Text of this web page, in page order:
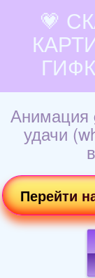
💗
Анимация
удачи
Перейти